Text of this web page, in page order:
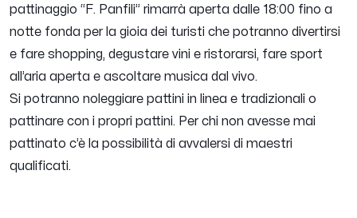
pattinaggio “F. Panfili” rimarrà aperta dalle 18:00 fino a
notte fonda per la gioia dei turisti che potranno divertirsi
e fare shopping, degustare vini e ristorarsi, fare sport
all’aria aperta e ascoltare musica dal vivo.
Si potranno noleggiare pattini in linea e tradizionali o
pattinare con i propri pattini. Per chi non avesse mai
pattinato c’è la possibilità di avvalersi di maestri
qualificati.